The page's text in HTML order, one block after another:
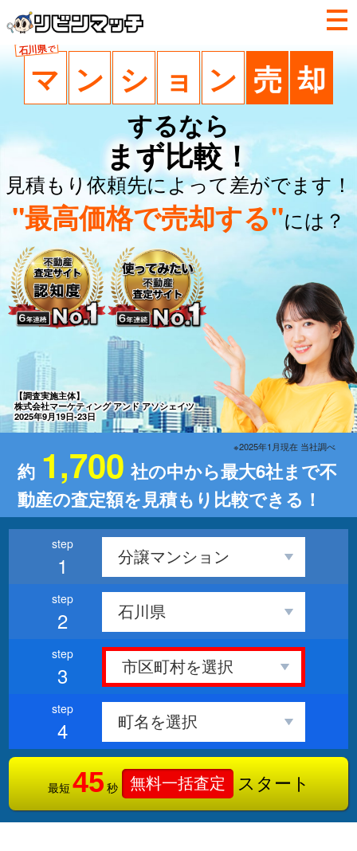
石川県で
マ ン シ ョ ン 売 却
するなら
まず比較！
見積もり依頼先によって差がでます！
"最高価格で売却する"には？
【調査実施主体】
株式会社マーケティング アンド アソシェイツ
2025年9月19日-23日
約 1,700 社の中から最大6社まで不
動産の査定額を見積もり比較できる！
※2025年1月現在 当社調べ
1
2
3
4
最短 45 秒 無料一括査定 スタート